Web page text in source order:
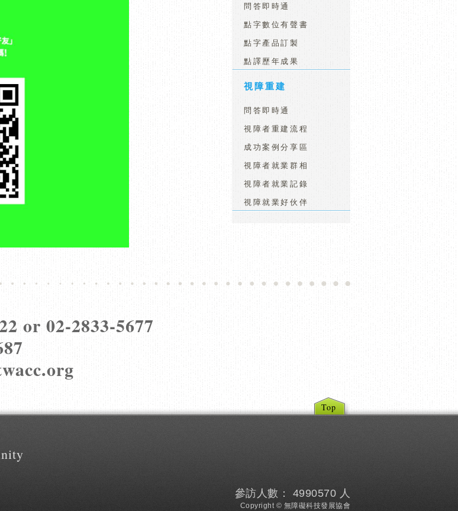
問答即時通
點字數位有聲書
點字產品訂製
點譯歷年成果
視障重建
問答即時通
視障者重建流程
成功案例分享區
視障者就業群相
視障者就業記錄
視障就業好伙伴
or 02-2833-5677
Top
參訪人數： 4990570 人
Copyright © 無障礙科技發展協會